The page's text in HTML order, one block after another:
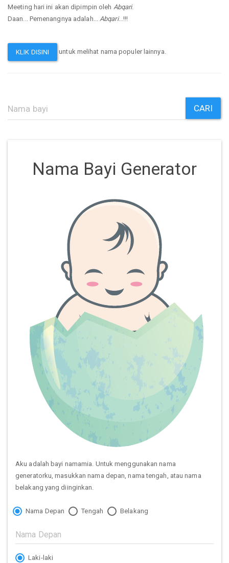
Meeting hari ini akan dipimpin oleh Abqari.
Daan... Pemenangnya adalah... Abqari...!!!
KLIK DISINI untuk melihat nama populer lainnya.
CARI
Nama Bayi Generator
Aku adalah bayi namamia. Untuk menggunakan nama
generatorku, masukkan nama depan, nama tengah, atau nama
belakang yang diinginkan.
Nama Depan Tengah Belakang
Laki-laki